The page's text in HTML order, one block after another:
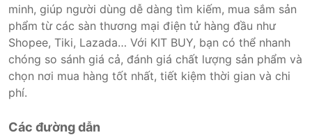
minh, giúp người dùng dễ dàng tìm kiếm, mua sắm sản
phẩm từ các sàn thương mại điện tử hàng đầu như
Shopee, Tiki, Lazada… Với KIT BUY, bạn có thể nhanh
chóng so sánh giá cả, đánh giá chất lượng sản phẩm và
chọn nơi mua hàng tốt nhất, tiết kiệm thời gian và chi
phí.
Các đường dẫn